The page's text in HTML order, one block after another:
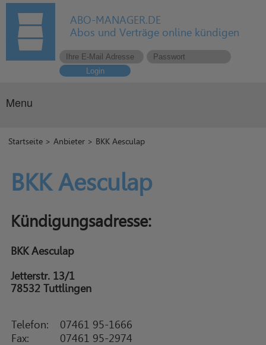
ABO-MANAGER.DE
Abos und Verträge online kündigen
Login
Menu
Startseite >Anbieter > BKK Aesculap
BKK Aesculap
Kündigungsadresse:
BKK Aesculap
Jetterstr. 13/1
78532 Tuttlingen
Telefon:
07461 95-1666
Fax:
07461 95-2974